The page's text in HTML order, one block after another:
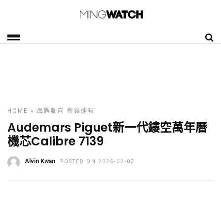
HOME » 品牌動向 新錶速報
Audemars Piguet新一代鏤空萬年曆
機芯Calibre 7139
Alvin Kwan POSTED ON 2026-02-03